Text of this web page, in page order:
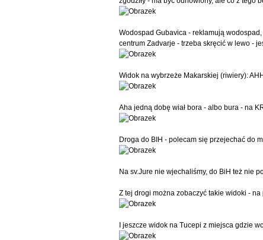
Wodospad Gubavica - reklamują
centrum Zadvarje - trzeba skręcić w lewo -
Widok na wybrzeże Makarskiej (riwiery):
Aha jedną dobę wiał bora - albo bura - na
Droga do BIH - polecam się przejechać do
Na sv.Jure nie wjechaliśmy, do BiH też nie
Z tej drogi można zobaczyć takie widoki -
I jeszcze widok na Tucepi z miejsca gdzie